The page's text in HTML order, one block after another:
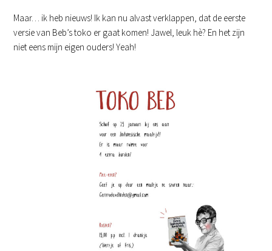
Maar… ik heb nieuws! Ik kan nu alvast verklappen, dat de eerste
versie van Beb’s toko er gaat komen! Jawel, leuk hè? En het zijn
niet eens mijn eigen ouders! Yeah!